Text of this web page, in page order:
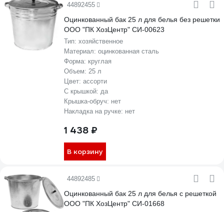
44892455
Оцинкованный бак 25 л для белья без решетки
ООО "ПК ХозЦентр" СИ-00623
Тип: хозяйственное
Материал: оцинкованная сталь
Форма: круглая
Объем: 25 л
Цвет: ассорти
С крышкой: да
Крышка-обруч: нет
Накладка на ручке: нет
1 438 ₽
В корзину
44892485
Оцинкованный бак 25 л для белья с решеткой
ООО "ПК ХозЦентр" СИ-01668